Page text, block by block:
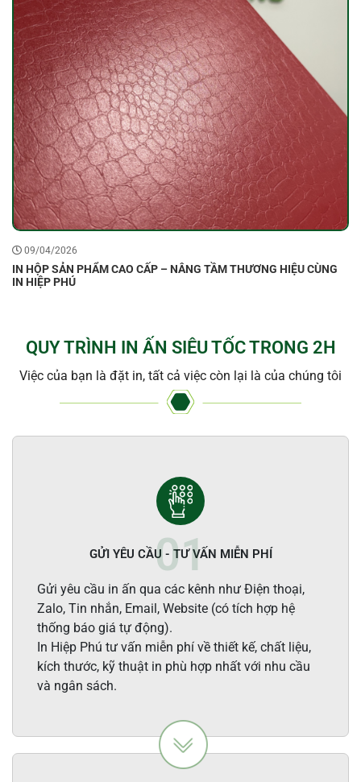
09/04/2026
IN HỘP SẢN PHẨM CAO CẤP – NÂNG TẦM THƯƠNG HIỆU CÙNG
IN HIỆP PHÚ
QUY TRÌNH IN ẤN SIÊU TỐC TRONG 2H
Việc của bạn là đặt in, tất cả việc còn lại là của chúng tôi
GỬI YÊU CẦU - TƯ VẤN MIỄN PHÍ
Gửi yêu cầu in ấn qua các kênh như Điện thoại,
Zalo, Tin nhắn, Email, Website (có tích hợp hệ
thống báo giá tự động).
In Hiệp Phú tư vấn miễn phí về thiết kế, chất liệu,
kích thước, kỹ thuật in phù hợp nhất với nhu cầu
và ngân sách.